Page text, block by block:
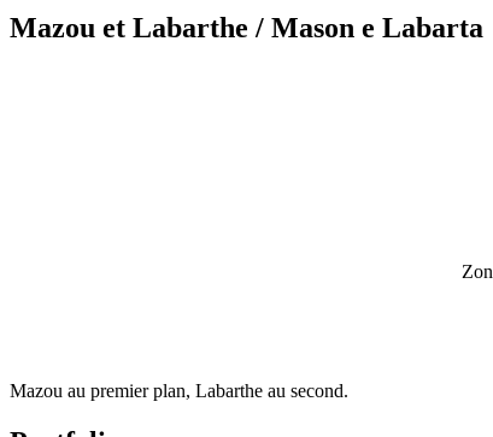
Mazou et Labarthe / Mason e Labarta
Mazou au premier plan, Labarthe au second.